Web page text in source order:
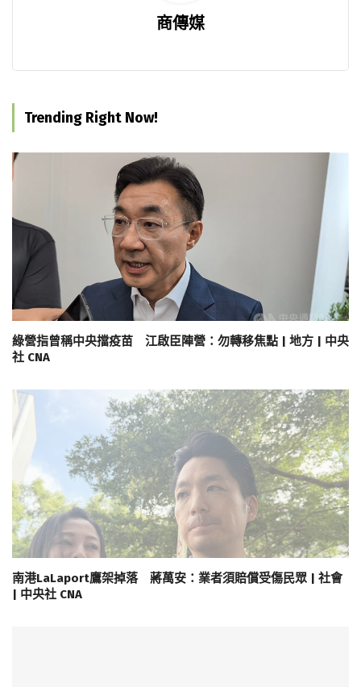
商傳媒
Trending Right Now!
綠營指曾稱中央擋疫苗 江啟臣陣營：勿轉移焦點 | 地方 | 中央
社 CNA
南港LaLaport鷹架掉落 蔣萬安：業者須賠償受傷民眾 | 社會
| 中央社 CNA